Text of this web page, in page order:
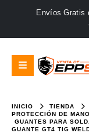
Envíos Gratis
INICIO
TIENDA
PROTECCIÓN DE
GUANTES PARA
GUANTE GT4 TIG